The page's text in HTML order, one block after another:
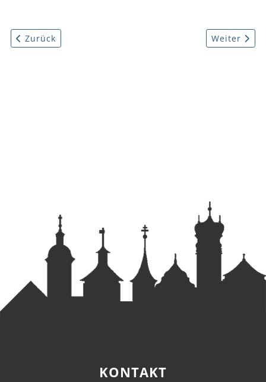
Vorheriger Beitrag: Reinhaltung der Straßen und
Zurück Nächster
Weiter
KONTAKT